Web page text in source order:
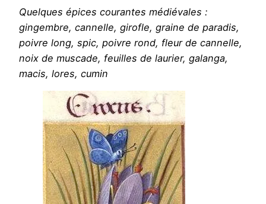
Quelques épices courantes médiévales :
gingembre, cannelle, girofle, graine de paradis,
poivre long, spic, poivre rond, fleur de cannelle,
noix de muscade, feuilles de laurier, galanga,
macis, lores, cumin